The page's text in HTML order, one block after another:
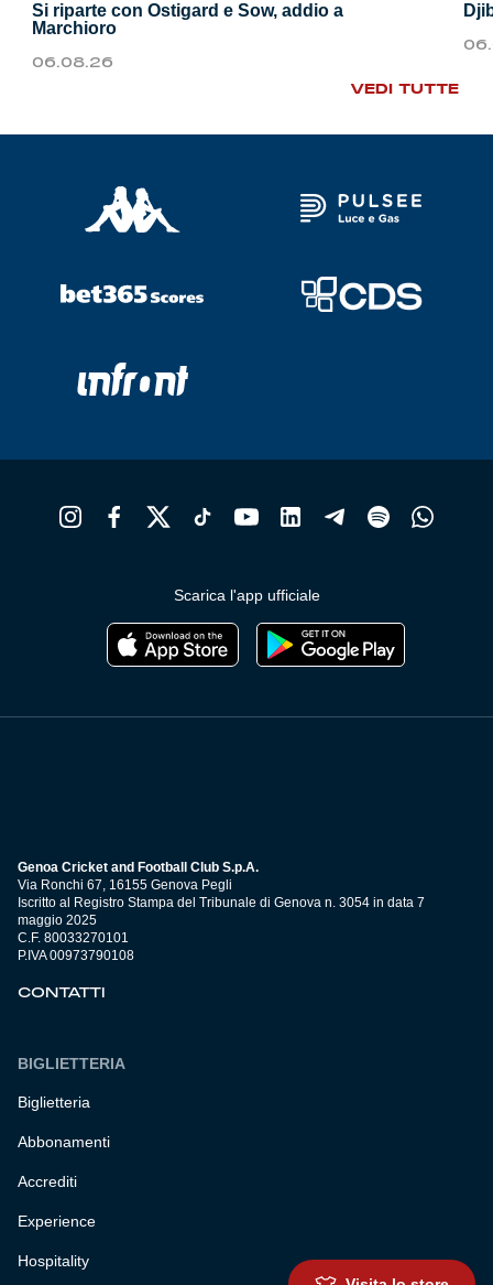
Si riparte con Ostigard e Sow, addio a
Marchioro
06.08.26
VEDI TUTTE
Scarica l'app ufficiale
Genoa Cricket and Football Club S.p.A.
Via Ronchi 67, 16155 Genova Pegli
Iscritto al Registro Stampa del Tribunale di Genova n. 3054 in data 7
maggio 2025
C.F. 80033270101
P.IVA 00973790108
CONTATTI
BIGLIETTERIA
Biglietteria
Abbonamenti
Accrediti
Experience
Hospitality